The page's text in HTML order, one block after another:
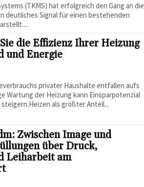
(TKMS) hat erfolgreich den Gang an die
deutliches Signal für einen bestehenden
die Effizienz Ihrer Heizung
und Energie
privater Haushalte entfallen aufs
Wartung der Heizung kann Einsparpotenzial
als größter Anteil...
Zwischen Image und
über Druck,
Leiharbeit am